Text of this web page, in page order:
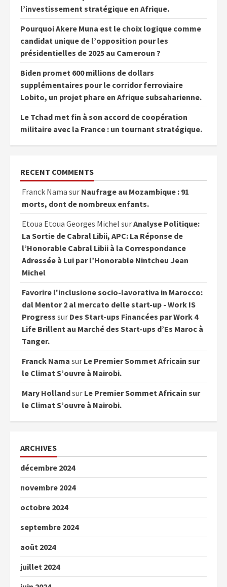
l’investissement stratégique en Afrique.
Pourquoi Akere Muna est le choix logique comme
candidat unique de l’opposition pour les
présidentielles de 2025 au Cameroun ?
Biden promet 600 millions de dollars
supplémentaires pour le corridor ferroviaire
Lobito, un projet phare en Afrique subsaharienne.
Le Tchad met fin à son accord de coopération
militaire avec la France : un tournant stratégique.
RECENT COMMENTS
Franck Nama sur Naufrage au Mozambique : 91
morts, dont de nombreux enfants.
Etoua Etoua Georges Michel surAnalyse Politique:
La Sortie de Cabral Libii, APC: La Réponse de
l’Honorable Cabral Libii à la Correspondance
Adressée à Lui par l’Honorable Nintcheu Jean
Michel
Favorire l'inclusione socio-lavorativa in Marocco:
dal Mentor 2 al mercato delle start-up - Work IS
Progress sur Des Start-ups Financées par Work 4
Life Brillent au Marché des Start-ups d’Es Maroc à
Tanger.
Franck Nama sur Le Premier Sommet Africain sur
le Climat S’ouvre à Nairobi.
Mary Hollandsur Le Premier Sommet Africain sur
le Climat S’ouvre à Nairobi.
ARCHIVES
décembre 2024
novembre 2024
octobre 2024
septembre 2024
août 2024
juillet 2024